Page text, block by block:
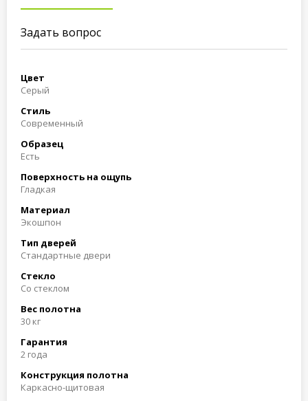
Задать вопрос
Цвет
Серый
Стиль
Современный
Образец
Есть
Поверхность на ощупь
Гладкая
Материал
Экошпон
Тип дверей
Стандартные двери
Стекло
Со стеклом
Вес полотна
30 кг
Гарантия
2 года
Конструкция полотна
Каркасно-щитовая